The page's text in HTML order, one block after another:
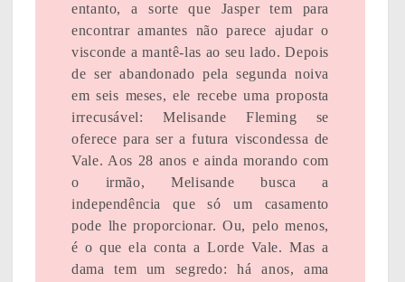
entanto, a sorte que Jasper tem para
encontrar amantes não parece ajudar o
visconde a mantê-las ao seu lado. Depois
de ser abandonado pela segunda noiva
em seis meses, ele recebe uma proposta
irrecusável: Melisande Fleming se
oferece para ser a futura viscondessa de
Vale. Aos 28 anos e ainda morando com
o irmão, Melisande busca a
independência que só um casamento
pode lhe proporcionar. Ou, pelo menos,
é o que ela conta a Lorde Vale. Mas a
dama tem um segredo: há anos, ama